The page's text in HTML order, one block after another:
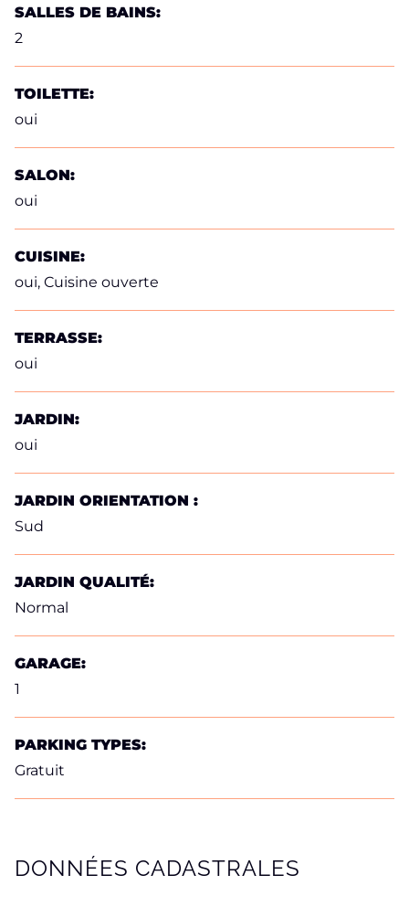
SALLES DE BAINS:
2
TOILETTE:
oui
SALON:
oui
CUISINE:
oui, Cuisine ouverte
TERRASSE:
oui
JARDIN:
oui
JARDIN ORIENTATION :
Sud
JARDIN QUALITÉ:
Normal
GARAGE:
1
PARKING TYPES:
Gratuit
DONNÉES CADASTRALES